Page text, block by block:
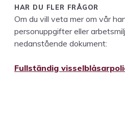
HAR DU FLER FRÅ­GOR
Om du vill veta mer om vår
per­son­uppgifter eller
nedanstående doku­ment:
Full­ständig